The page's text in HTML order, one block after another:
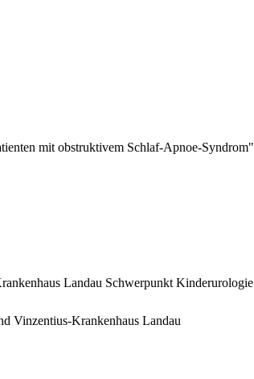
mit obstruktivem Schlaf-Apnoe-Syndrom"
Landau Schwerpunkt Kinderurologie
Vinzentius-Krankenhaus Landau